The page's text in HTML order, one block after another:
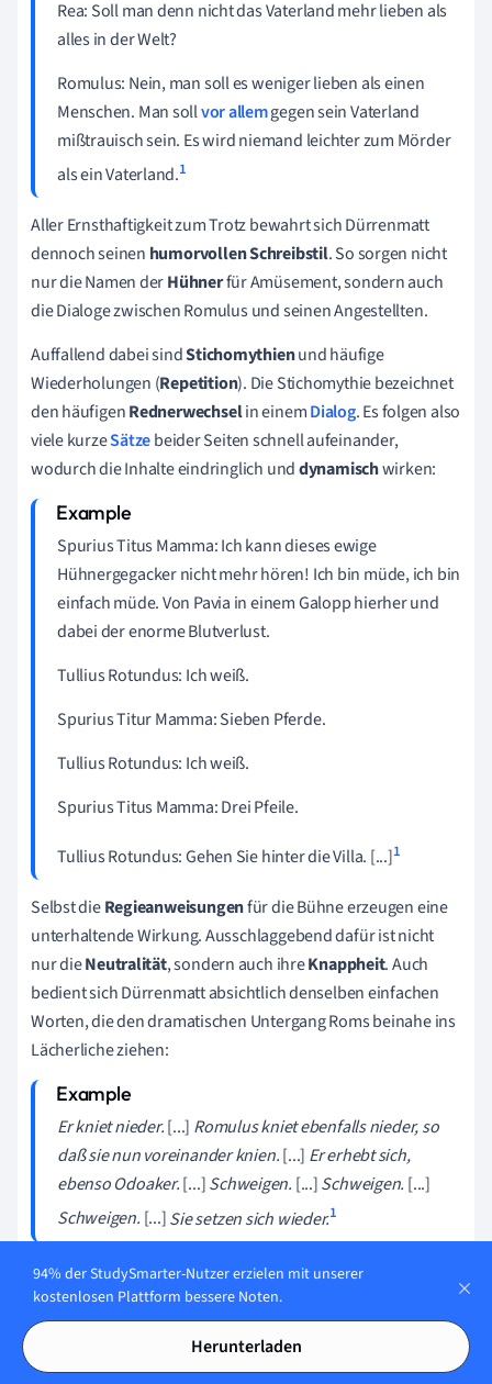
Rea: Soll man denn nicht das Vaterland mehr lieben als
alles in der Welt?
Romulus: Nein, man soll es weniger lieben als einen
Menschen. Man sollvor allemgegen sein Vaterland
mißtrauisch sein. Es wird niemand leichter zum Mörder
als ein Vaterland.1
Aller Ernsthaftigkeit zum Trotz bewahrt sich Dürrenmatt
dennoch seinen humorvollen Schreibstil. So sorgen nicht
nur die Namen derHühnerfür Amüsement, sondern auch
die Dialoge zwischen Romulus und seinen Angestellten.
Auffallend dabei sindStichomythienund häufige
Wiederholungen (Repetition). Die Stichomythie bezeichnet
den häufigenRednerwechselin einemDialog. Es folgen also
viele kurzeSätzebeider Seiten schnell aufeinander,
wodurch die Inhalte eindringlich unddynamischwirken:
Spurius Titus Mamma: Ich kann dieses ewige
Hühnergegacker nicht mehr hören! Ich bin müde, ich bin
einfach müde. Von Pavia in einem Galopp hierher und
dabei der enorme Blutverlust.
Tullius Rotundus: Ich weiß.
Spurius Titur Mamma: Sieben Pferde.
Tullius Rotundus: Ich weiß.
Spurius Titus Mamma: Drei Pfeile.
Tullius Rotundus: Gehen Sie hinter die Villa. [...]1
Selbst dieRegieanweisungenfür die Bühne erzeugen eine
unterhaltende Wirkung. Ausschlaggebend dafür ist nicht
nur dieNeutralität, sondern auch ihreKnappheit. Auch
bedient sich Dürrenmatt absichtlich denselben einfachen
Worten, die den dramatischen Untergang Roms beinahe ins
Lächerliche ziehen:
Er kniet nieder.[...] Romulus kniet ebenfalls nieder, so
daß sie nun voreinander knien.[...] Er erhebt sich,
ebenso Odoaker.[...]Schweigen. [...]Schweigen. [...]
Schweigen. [...]Sie setzen sich wieder.1
"Romulus der Große" – Interpretation
"Romulus der Große" richtet sich nicht nur gegen Krieg und
94% der StudySmarter-Nutzer erzielen mit unserer
kostenlosen Plattform bessere Noten.
Herunterladen